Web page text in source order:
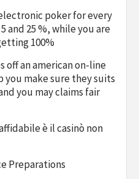
poker for every
and 25 %, while you are
100%
off an american on-line
make sure they suits
you may claims fair
è il casinò non
Preparations